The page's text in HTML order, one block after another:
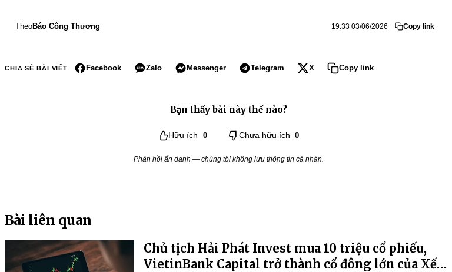
TheoBáo Công Thương 19:33 03/06/2026 Copy link
CHIA SẺ BÀI VIẾT Facebook Zalo Messenger Telegram X Copy link
Bạn thấy bài này thế nào?
Hữu ích 0 Chưa hữu ích 0
Phản hồi ẩn danh — chúng tôi không lưu thông tin cá nhân.
Bài liên quan
Chủ tịch Hải Phát Invest mua 10 triệu cổ phiếu,
VietinBank Capital trở thành cổ đông lớn của Xếp